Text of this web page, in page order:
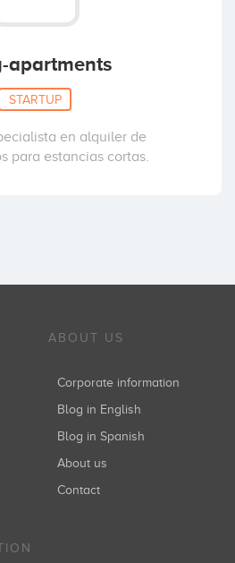
apartments
STARTUP
en alquiler de
para estancias cortas.
ABOUT US
Corporate information
Blog in English
Blog in Spanish
About us
Contact